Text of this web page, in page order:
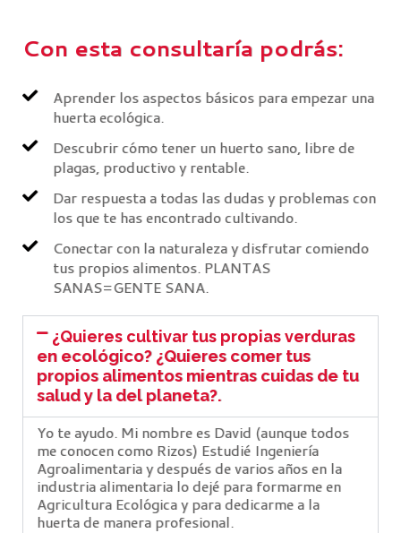
Con esta consultaría podrás:
Aprender los aspectos básicos para empezar una
huerta ecológica.
Descubrir cómo tener un huerto sano, libre de
plagas, productivo y rentable.
Dar respuesta a todas las dudas y problemas con
los que te has encontrado cultivando.
Conectar con la naturaleza y disfrutar comiendo
tus propios alimentos. PLANTAS
SANAS=GENTE SANA.
¿Quieres cultivar tus propias verduras
en ecológico? ¿Quieres comer tus
propios alimentos mientras cuidas de tu
salud y la del planeta?.
Yo te ayudo. Mi nombre es David (aunque todos
me conocen como Rizos) Estudié Ingeniería
Agroalimentaria y después de varios años en la
industria alimentaria lo dejé para formarme en
Agricultura Ecológica y para dedicarme a la
huerta de manera profesional.